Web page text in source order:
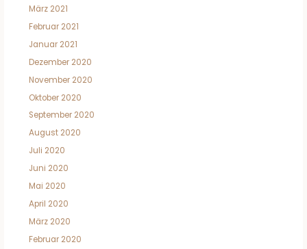
März 2021
Februar 2021
Januar 2021
Dezember 2020
November 2020
Oktober 2020
September 2020
August 2020
Juli 2020
Juni 2020
Mai 2020
April 2020
März 2020
Februar 2020